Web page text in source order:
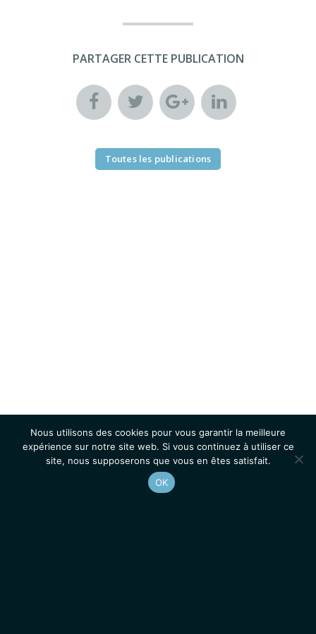
PARTAGER CETTE PUBLICATION
Toutes les publications
Nous utilisons des cookies pour vous garantir la meilleure
expérience sur notre site web. Si vous continuez à utiliser ce
site, nous supposerons que vous en êtes satisfait.
OK